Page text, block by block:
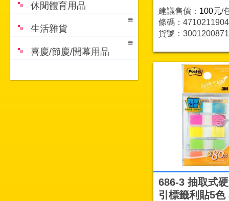
休閒體育用品
生活雜貨
喜慶/節慶/開幕用品
建議售價： 100元/
條碼：
貨號：3001200871
686-3 抽取式
引標籤利貼5色